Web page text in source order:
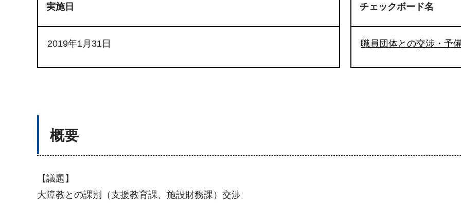
実施日
2019年1月31日
チェックボード名
職員団体との交渉・予
概要
【議題】
大障教との課別（支援教育課、施設財務課）交渉